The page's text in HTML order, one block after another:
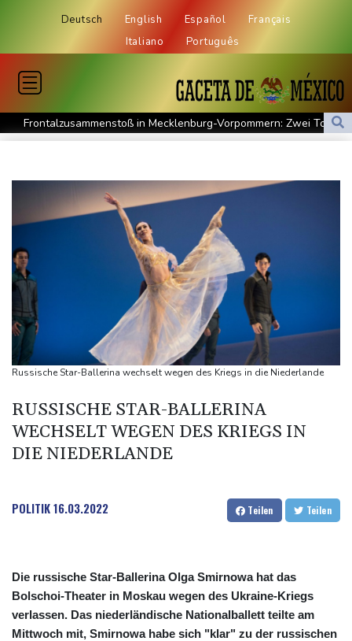
Deutsch English Español
Français
Italiano
Português
Frontalzusammenstoß in Mecklenburg-Vorpommern: Zwei Tote
und drei Schwerverletzte
mehr Todesfälle
Auto gerät in Gegenverkehr: Drei Frauen sterben bei
Verkehrsunfall in Bayern
80-Jährige stirbt bei heftigem Waldbrand in Kanada
Westeuropa erlebt heißesten Juni und Juli seit Beginn der
Aufzeichnungen
Datenbank: 2025 starben weltweit 350 humanitäre Helfer - 186
davon im Gazastreifen
Trump verzichtet offenbar vorerst auf Angriffe auf Iran: "Halten
Trauer um Jorge Messi: Fußballstar Lionel Messi nimmt Abschied
von seinem Vater
Nowitzki trauert um ersten NBA-Coach Nelson: "RIP, Legende"
Russische Star-Ballerina wechselt wegen des Kriegs in die Niederlande
RUSSISCHE STAR-BALLERINA
WECHSELT WEGEN DES KRIEGS IN
DIE NIEDERLANDE
POLITIK16.03.2022 Teilen Teilen
Die russische Star-Ballerina Olga Smirnowa hat das
Bolschoi-Theater in Moskau wegen des Ukraine-Kriegs
verlassen. Das niederländische Nationalballett teilte am
Mittwoch mit, Smirnowa habe sich "klar" zu der russischen